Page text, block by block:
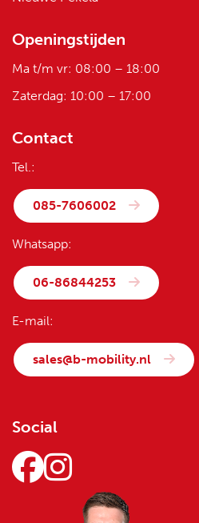
Openingstijden
Ma t/m vr: 08:00 – 18:00
Zaterdag: 10:00 – 17:00
Contact
Tel.:
085-7606002
Whatsapp:
06-86844253
E-mail:
sales@b-mobility.nl
Social